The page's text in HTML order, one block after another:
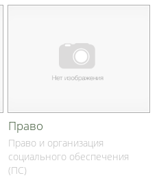
Право
Право и организация
социального обеспечения
(ПС)